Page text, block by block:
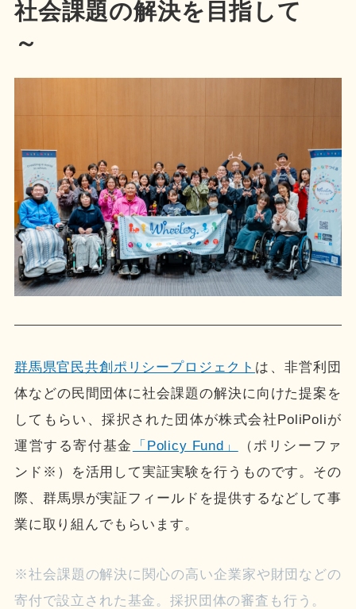
社会課題の解決を目指して
～
群馬県官民共創ポリシープロジェクト は、非営利団
体などの民間団体に社会課題の解決に向けた提案を
してもらい、採択された団体が株式会社PoliPoliが
運営する寄付基金
「Policy Fund」
（ポリシーファ
ンド※）を活用して実証実験を行うものです。その
際、群馬県が実証フィールドを提供するなどして事
業に取り組んでもらいます。
※社会課題の解決に関心の高い企業家や財団などの
寄付で設立された基金。採択団体の審査も行う。